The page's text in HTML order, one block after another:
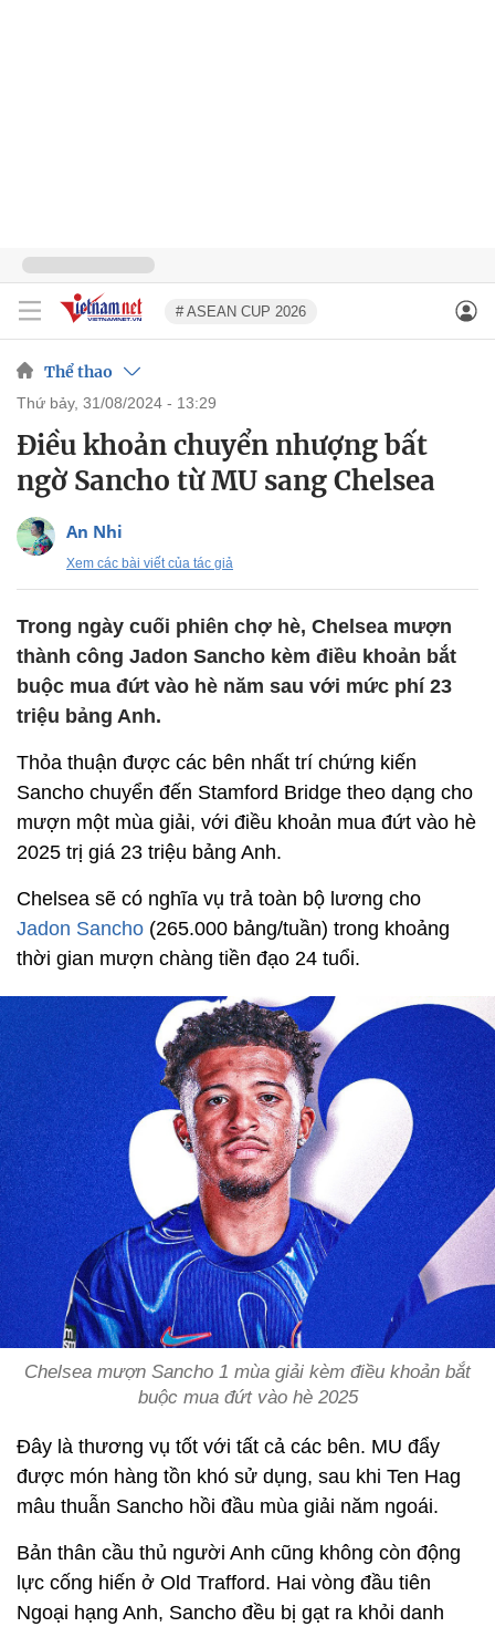
# ASEAN CUP 2026
Thể thao
thứ bảy, 31/08/2024 - 13:29
Điều khoản chuyển nhượng bất
ngờ Sancho từ MU sang Chelsea
An Nhi
Xem các bài viết của tác giả
Trong ngày cuối phiên chợ hè, Chelsea mượn
thành công Jadon Sancho kèm điều khoản bắt
buộc mua đứt vào hè năm sau với mức phí 23
triệu bảng Anh.
Thỏa thuận được các bên nhất trí chứng kiến
Sancho chuyển đến Stamford Bridge theo dạng cho
mượn một mùa giải, với điều khoản mua đứt vào hè
2025 trị giá 23 triệu bảng Anh.
Chelsea sẽ có nghĩa vụ trả toàn bộ lương cho
Jadon Sancho (265.000 bảng/tuần) trong khoảng
thời gian mượn chàng tiền đạo 24 tuổi.
Chelsea mượn Sancho 1 mùa giải kèm điều khoản bắt
buộc mua đứt vào hè 2025
Đây là thương vụ tốt với tất cả các bên. MU đẩy
được món hàng tồn khó sử dụng, sau khi Ten Hag
mâu thuẫn Sancho hồi đầu mùa giải năm ngoái.
Bản thân cầu thủ người Anh cũng không còn động
lực cống hiến ở Old Trafford. Hai vòng đầu tiên
Ngoại hạng Anh, Sancho đều bị gạt ra khỏi danh